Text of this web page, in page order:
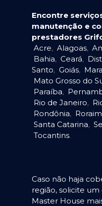
Encontre
manutenção e
prestadores
Acre, Alagoas,
Bahia, Ceará,
Santo, Goiás,
Mato Grosso do
Paraíba,
Rio de Janeiro,
Rondônia,
Santa Catarina,
Tocantins.
Caso não haja
região, solicite
Master House